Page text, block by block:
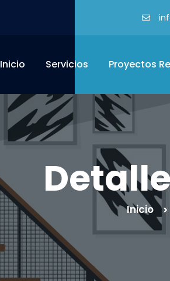
Inicio Servicios Proyectos
Inicio